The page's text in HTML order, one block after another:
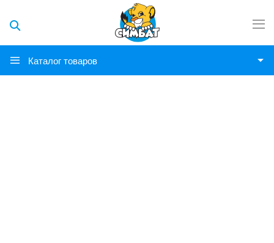
Каталог товаров